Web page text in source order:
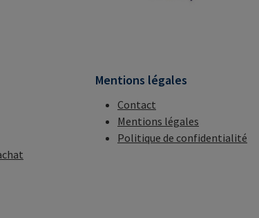
Mentions légales
Contact
Mentions légales
Politique de confidentialité